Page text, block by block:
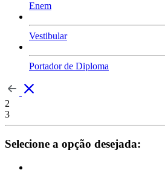
Enem
Vestibular
Portador de Diploma
2
3
Selecione a opção desejada: